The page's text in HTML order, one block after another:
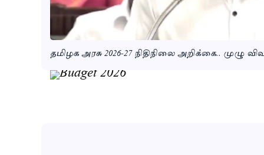
தமிழக அரசு 2026-27 நிதிநிலை அறிக்கை.. முழு